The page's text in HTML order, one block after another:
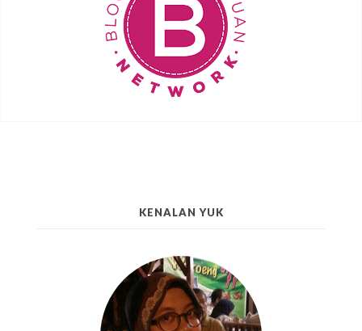
KENALAN YUK